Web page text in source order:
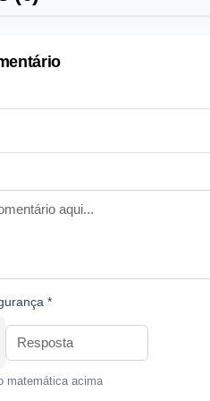
*
matemática acima